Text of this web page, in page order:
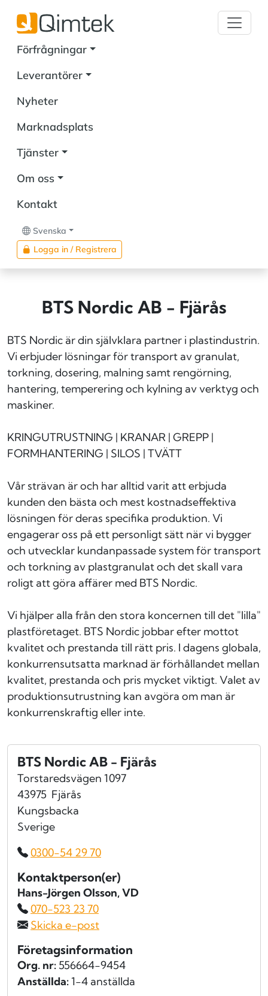
Förfrågningar
Leverantörer
Nyheter
Marknadsplats
Tjänster
Om oss
Kontakt
Svenska
Logga in / Registrera
BTS Nordic AB - Fjärås
BTS Nordic är din självklara partner i plastindustrin.
Vi erbjuder lösningar för transport av granulat,
torkning, dosering, malning samt rengörning,
hantering, temperering och kylning av verktyg och
maskiner.
KRINGUTRUSTNING | KRANAR | GREPP |
FORMHANTERING | SILOS | TVÄTT
Vår strävan är och har alltid varit att erbjuda
kunden den bästa och mest kostnadseffektiva
lösningen för deras specifika produktion. Vi
engagerar oss på ett personligt sätt när vi bygger
och utvecklar kundanpassade system för transport
och torkning av plastgranulat och det skall vara
roligt att göra affärer med BTS Nordic.
Vi hjälper alla från den stora koncernen till det "lilla"
plastföretaget. BTS Nordic jobbar efter mottot
kvalitet och prestanda till rätt pris. I dagens globala,
konkurrensutsatta marknad är förhållandet mellan
kvalitet, prestanda och pris mycket viktigt. Valet av
produktionsutrustning kan avgöra om man är
konkurrenskraftig eller inte.
BTS Nordic AB - Fjärås
Torstaredsvägen 1097
43975 Fjärås
Kungsbacka
Sverige
0300-54 29 70
Kontaktperson(er)
Hans-Jörgen Olsson, VD
070-523 23 70
Skicka e-post
Företagsinformation
Org. nr: 556664-9454
Anställda:1-4 anställda